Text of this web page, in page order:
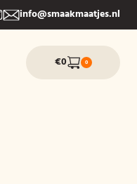
info@smaakmaatjes.nl
€0 0